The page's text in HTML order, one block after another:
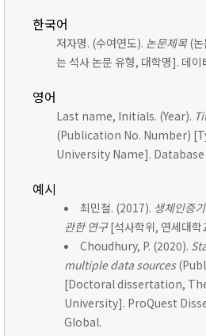
한국어
저자명. (수여연도). 논문제목(논
는 석사 논문 유형, 대학명]. 데
영어
Last name, Initials. (Year).
(Publication No. Number)
University Name]. Database
예시
최민철. (2017). 생체인증
관한 연구[석사학위, 연세대
Choudhury, P. (2020).
multiple data sources
[Doctoral dissertation,
University]. ProQuest
Global.